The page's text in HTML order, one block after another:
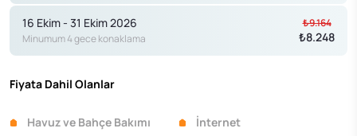
16 Ekim - 31 Ekim 2026
Minumum 4 gece konaklama
₺9.164
₺8.248
Fiyata Dahil Olanlar
Havuz ve Bahçe Bakımı İnternet